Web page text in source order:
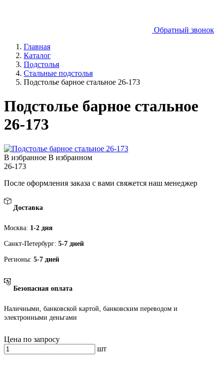
Обратный звонок
Главная
Каталог
Подстолья
Стальные подстолья
Подстолье барное стальное 26-173
Подстолье барное стальное
26-173
В избранное В избранном
26-173
После оформления заказа с вами свяжется наш менеджер
Доставка
Москва: 1-2 дня
Санкт-Петербург: 5-7 дней
Регионы: 5-7 дней
Безопасная оплата
Наличными, банковской картой, банковским переводом и
электронными деньгами
Цена по запросу
шт